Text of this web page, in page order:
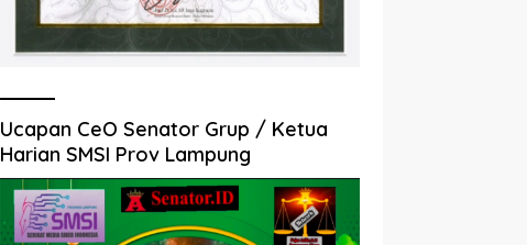
Ucapan CeO Senator Grup / Ketua
Harian SMSI Prov Lampung